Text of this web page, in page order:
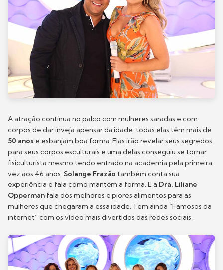
A atração continua no palco com mulheres saradas e com
corpos de dar inveja apensar da idade: todas elas têm mais de
50 anos e esbanjam boa forma. Elas irão revelar seus segredos
para seus corpos esculturais e uma delas conseguiu se tornar
fisiculturista mesmo tendo entrado na academia pela primeira
vez aos 46 anos.Solange Frazão também conta sua
experiência e fala como mantém a forma. E a Dra. Liliane
Opperman fala dos melhores e piores alimentos para as
mulheres que chegaram a essa idade. Tem ainda “Famosos da
internet” com os vídeo mais divertidos das redes sociais.